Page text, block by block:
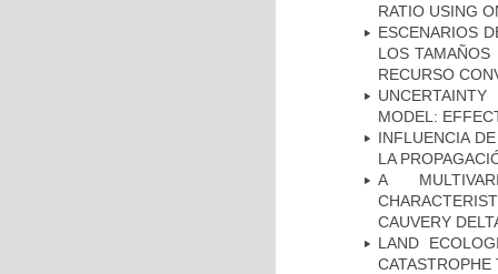
RATIO USING
ESCENARIOS
LOS TAMAÑOS
RECURSO
MODEL:
INFLUENCIA
LA
A
CAUVERY
LAND
CATASTROPHE